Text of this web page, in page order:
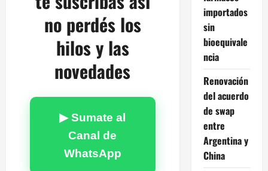
no perdés los
hilos y las
novedades
▶ Sumate al
Canal de
WhatsApp
importados
sin
bioequivale
ncia
Renovación
del acuerdo
de swap
entre
Argentina y
China